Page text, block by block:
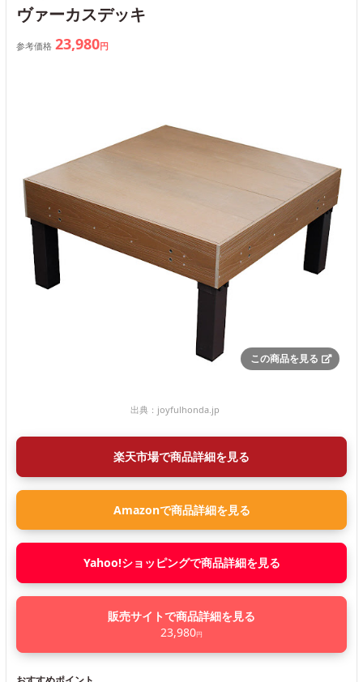
ヴァーカスデッキ
参考価格 23,980円
この商品を見る
出典： joyfulhonda.jp
楽天市場で商品詳細を見る
Amazonで商品詳細を見る
Yahoo!ショッピングで商品詳細を見る
販売サイトで商品詳細を見る
23,980円